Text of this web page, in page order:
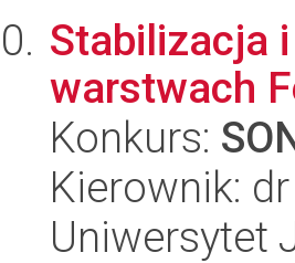
Stabilizacja
warstwach
Konkurs:
Kierownik:
Uniwersytet